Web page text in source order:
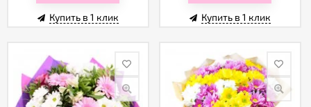
Купить в 1 клик Купить в 1 клик